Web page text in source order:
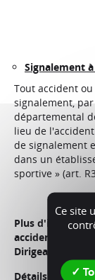
Signalement
Tout accident
signalement,
départemental
lieu de l'accident
de signalement
dans un
sportive » (art.
Plus
accident ? »
Dirigeant.
Détails des
Ce site